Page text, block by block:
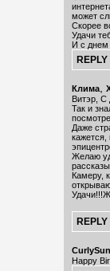
может
Скорее
Удачи
И с днем
Клима,
Витэр, С
Так и
Даже
кажется,
Желаю
Камеру,
CurlySun
Happy